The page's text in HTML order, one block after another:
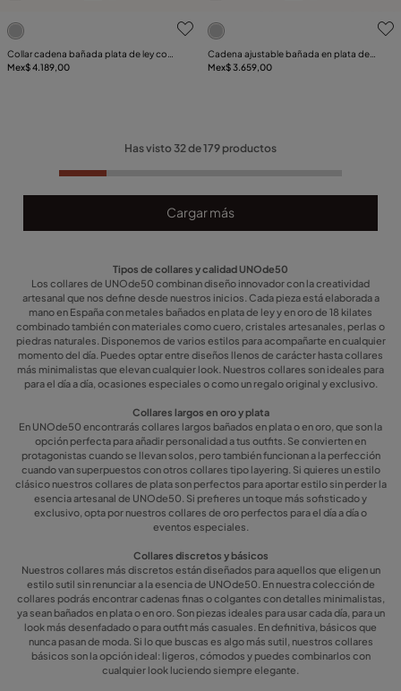
3.2de 5 Valoración del cliente
Collar cadena bañada plata de ley con
libélula central
Mex$ 4.189,00
3.6de 5 Valoración del
Cadena ajustable bañada en plata de
ley y figura central
Mex$ 3.659,00
Has visto 32de179 productos
Cargar más
Tipos de collares y calidad UNOde50
Los collares de UNOde50 combinan diseño innovador con la creatividad
artesanal que nos define desde nuestros inicios. Cada pieza está elaborada a
mano en España con metales bañados en plata de ley y en oro de 18 kilates
combinado también con materiales como cuero, cristales artesanales, perlas o
piedras naturales. Disponemos de varios estilos para acompañarte en cualquier
momento del día. Puedes optar entre diseños llenos de carácter hasta collares
más minimalistas que elevan cualquier look. Nuestros collares son ideales para
para el día a día, ocasiones especiales o como un regalo original y exclusivo.
Collares largos en oro y plata
En UNOde50 encontrarás collares largos bañados en plata o en oro, que son la
opción perfecta para añadir personalidad a tus outfits. Se convierten en
protagonistas cuando se llevan solos, pero también funcionan a la perfección
cuando van superpuestos con otros collares tipo layering. Si quieres un estilo
clásico nuestros collares de plata son perfectos para aportar estilo sin perder la
esencia artesanal de UNOde50. Si prefieres un toque más sofisticado y
exclusivo, opta por nuestros collares de oro perfectos para el día a día o
eventos especiales.
Collares discretos y básicos
Nuestros collares más discretos están diseñados para aquellos que eligen un
estilo sutil sin renunciar a la esencia de UNOde50. En nuestra colección de
collares podrás encontrar cadenas finas o colgantes con detalles minimalistas,
ya sean bañados en plata o en oro. Son piezas ideales para usar cada día, para un
look más desenfadado o para outfit más casuales. En definitiva, básicos que
nunca pasan de moda. Si lo que buscas es algo más sutil, nuestros collares
básicos son la opción ideal: ligeros, cómodos y puedes combinarlos con
cualquier look luciendo siempre elegante.